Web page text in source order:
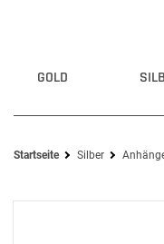
GOLD
Startseite Silber